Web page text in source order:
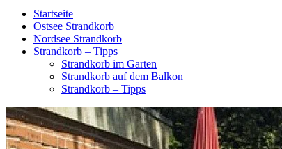
Startseite
Ostsee Strandkorb
Nordsee Strandkorb
Strandkorb – Tipps
Strandkorb im Garten
Strandkorb auf dem Balkon
Strandkorb – Tipps